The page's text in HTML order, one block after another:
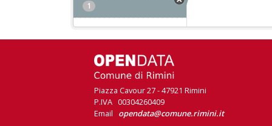
1
Piazza Cavour 27 - 47921 Rimini
P.IVA 00304260409
Email opendata@comune.rimini.it